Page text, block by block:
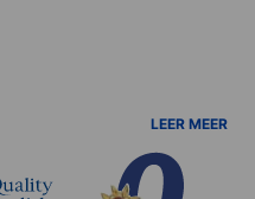
LEER MEER